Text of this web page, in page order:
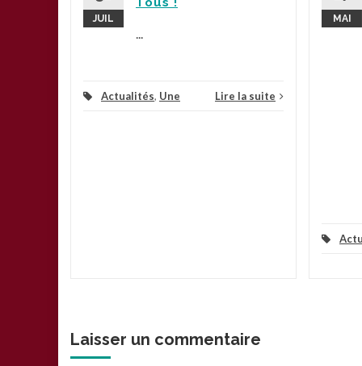
JUIL
Actualités, Une Lire la suite
MAI
Laisser un commentaire